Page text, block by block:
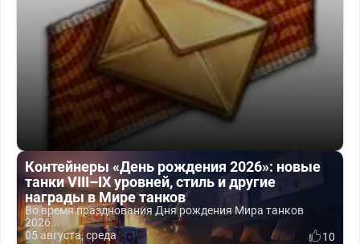
Контейнеры «День рождения 2026»: новые
танки VIII–IX уровней, стиль и другие
награды в Мире танков
Во время празднования Дня рождения Мира танков
2026...
05 августа, среда
10